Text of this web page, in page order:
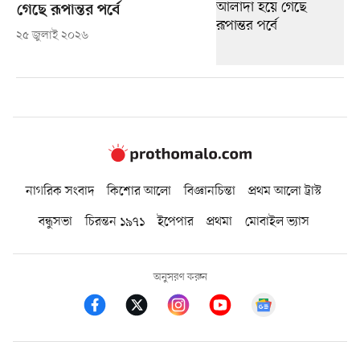
গেছে রূপান্তর পর্বে
২৫ জুলাই ২০২৬
নাগরিক সংবাদ কিশোর আলো বিজ্ঞানচিন্তা
প্রথম আলো ট্রাস্ট
বন্ধুসভা
চিরন্তন ১৯৭১ ইপেপার প্রথমা মোবাইল ভ্যাস
অনুসরণ করুন